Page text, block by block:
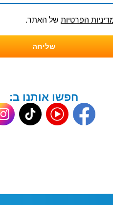
הפרטיות של האתר.
שליחה
חפשו אותנו ב: